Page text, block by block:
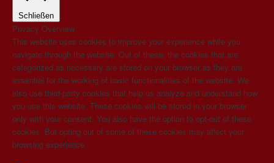
Schließen
Privacy Overview
This website uses cookies to improve your experience while you
navigate through the website. Out of these, the cookies that are
categorized as necessary are stored on your browser as they are
essential for the working of basic functionalities of the website. We
also use third-party cookies that help us analyze and understand how
you use this website. These cookies will be stored in your browser
only with your consent. You also have the option to opt-out of these
cookies. But opting out of some of these cookies may affect your
browsing experience.